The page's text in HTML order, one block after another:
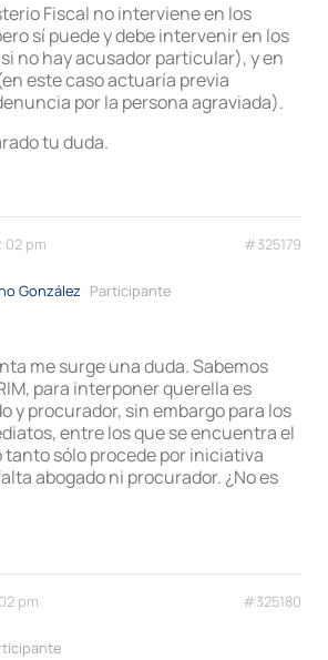
Fiscal no interviene en los
sí puede y debe intervenir en los
no hay acusador particular), y en
este caso actuaría previa
por la persona agraviada).
tu duda.
pm #325179
González Participante
me surge una duda. Sabemos
para interponer querella es
y procurador, sin embargo para los
entre los que se encuentra el
tanto sólo procede por iniciativa
abogado ni procurador. ¿No es
pm #325180